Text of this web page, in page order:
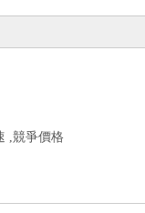
,競爭價格